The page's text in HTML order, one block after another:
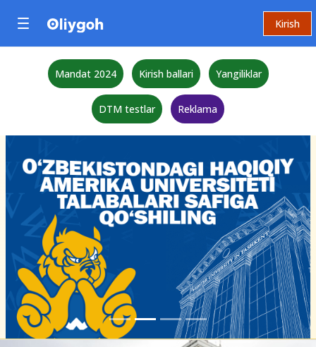
Kirish
Mandat 2024 Kirish ballari Yangiliklar
DTM testlar Reklama